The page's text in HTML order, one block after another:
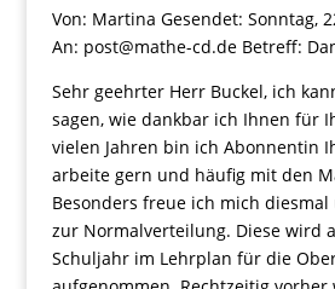
Von: Martina Gesendet: Sonntag,
An: post@mathe-cd.de Betreff:
Sehr geehrter Herr Buckel, ich
sagen, wie dankbar ich Ihnen für
vielen Jahren bin ich Abonnentin
arbeite gern und häufig mit den
Besonders freue ich mich
zur Normalverteilung. Diese wird
Schuljahr im Lehrplan für die